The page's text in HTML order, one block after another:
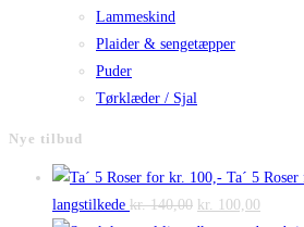
Lammeskind
Plaider & sengetæpper
Puder
Tørklæder / Sjal
Nye tilbud
Ta´ 5
langstilkede kr.140,00 Den
kr. 100,00